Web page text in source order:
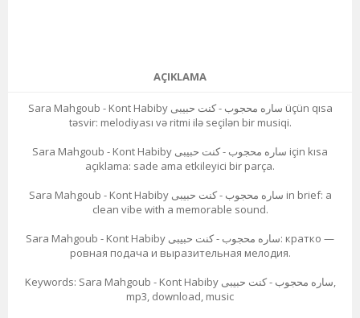
AÇIKLAMA
Sara Mahgoub - Kont Habiby ساره محجوب - كنت حبيبى üçün qısa
təsvir: melodiyası və ritmi ilə seçilən bir musiqi.
Sara Mahgoub - Kont Habiby ساره محجوب - كنت حبيبى için kısa
açıklama: sade ama etkileyici bir parça.
Sara Mahgoub - Kont Habiby ساره محجوب - كنت حبيبى in brief: a
clean vibe with a memorable sound.
Sara Mahgoub - Kont Habiby ساره محجوب - كنت حبيبى: кратко —
ровная подача и выразительная мелодия.
Keywords: Sara Mahgoub - Kont Habiby ساره محجوب - كنت حبيبى,
mp3, download, music